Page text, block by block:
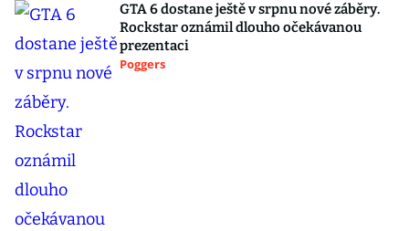
GTA 6 dostane ještě v srpnu nové záběry.
Rockstar oznámil dlouho očekávanou
prezentaci
Poggers